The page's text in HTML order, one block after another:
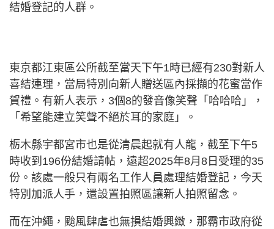
結婚登記的人群。
東京都江東區公所截至當天下午1時已經有230對新人
喜結連理，當局特別向新人贈送區內採擷的花蜜當作
賀禮。 有新人表示，3個8的發音像笑聲「哈哈哈」，
「希望能建立笑聲不絕於耳的家庭」。
栃木縣宇都宮市也是從清晨起就有人龍，截至下午5
時收到196份結婚請帖，遠超2025年8月8日受理的35
份。該處一般只有兩名工作人員處理結婚登記，今天
特別加派人手，還設置拍照區讓新人拍照留念。
而在沖繩，颱風肆虐也無損結婚興緻，那霸市政府從